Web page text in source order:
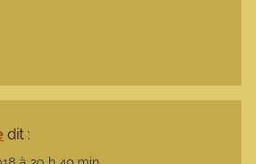
dit :